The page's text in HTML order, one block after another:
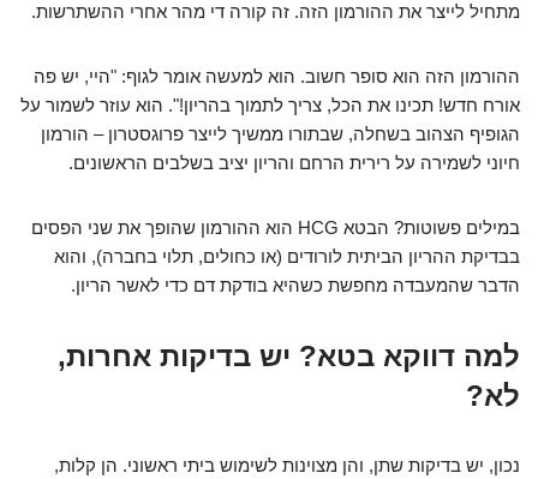
מתחיל לייצר את ההורמון הזה. זה קורה די מהר אחרי ההשתרשות.
ההורמון הזה הוא סופר חשוב. הוא למעשה אומר לגוף: "היי, יש פה
אורח חדש! תכינו את הכל, צריך לתמוך בהריון!". הוא עוזר לשמור על
הגופיף הצהוב בשחלה, שבתורו ממשיך לייצר פרוגסטרון – הורמון
חיוני לשמירה על רירית הרחם והריון יציב בשלבים הראשונים.
במילים פשוטות? הבטא HCG הוא ההורמון שהופך את שני הפסים
בבדיקת ההריון הביתית לורודים (או כחולים, תלוי בחברה), והוא
הדבר שהמעבדה מחפשת כשהיא בודקת דם כדי לאשר הריון.
למה דווקא בטא? יש בדיקות אחרות,
לא?
נכון, יש בדיקות שתן, והן מצוינות לשימוש ביתי ראשוני. הן קלות,